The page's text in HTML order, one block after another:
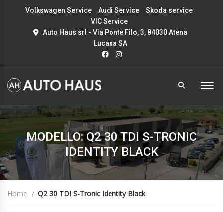
Volkswagen Service Audi Service
Skoda service
VIC Service
Auto Haus srl - Via Ponte Filo, 3, 84030 Atena
Lucana SA
MODELLO: Q2 30 TDI S-TRONIC
IDENTITY BLACK
Home Q2 30 TDI S-Tronic Identity Black